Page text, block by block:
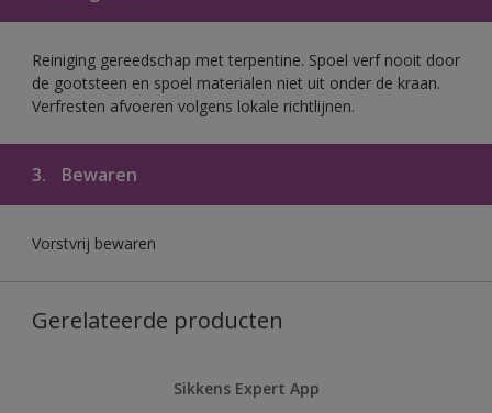
Reiniging gereedschap met terpentine. Spoel verf nooit door
de gootsteen en spoel materialen niet uit onder de kraan.
Verfresten afvoeren volgens lokale richtlijnen.
3. Bewaren
Vorstvrij bewaren
Gerelateerde producten
Sikkens Expert App